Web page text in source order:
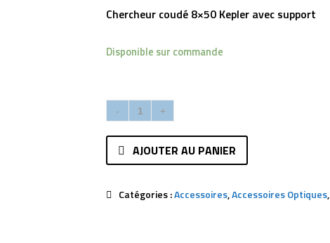
Chercheur coudé 8×50 Kepler avec support
Disponible sur commande
AJOUTER AU PANIER
Catégories :Accessoires,Accessoires Optiques,